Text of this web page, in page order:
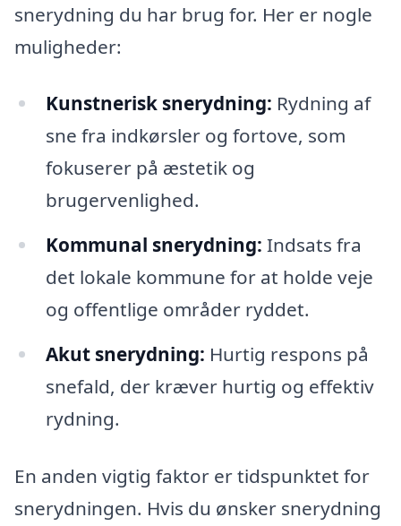
snerydning du har brug for. Her er nogle
muligheder:
Kunstnerisk snerydning: Rydning af
sne fra indkørsler og fortove, som
fokuserer på æstetik og
brugervenlighed.
Kommunal snerydning: Indsats fra
det lokale kommune for at holde veje
og offentlige områder ryddet.
Akut snerydning: Hurtig respons på
snefald, der kræver hurtig og effektiv
rydning.
En anden vigtig faktor er tidspunktet for
snerydningen. Hvis du ønsker snerydning